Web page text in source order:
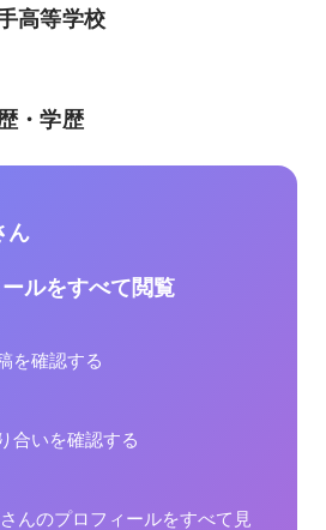
高等学校
・学歴
ん
ルをすべて閲覧
を確認する
合いを確認する
んのプロフィールをすべて見